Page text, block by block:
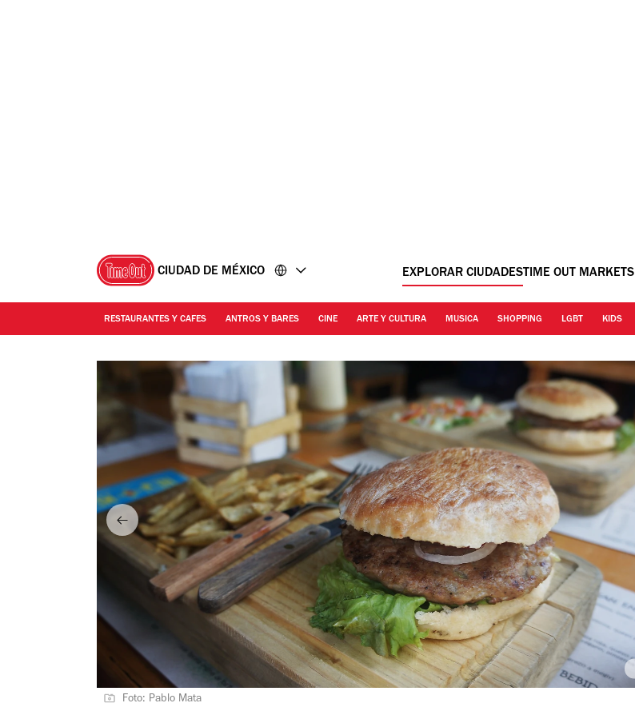
CIUDAD DE MÉXICO EXPLORAR CIUDADESTIME OUT MARKETS
RESTAURANTES Y CAFES ANTROS Y BARES CINE ARTE Y CULTURA MUSICA SHOPPING LGBT KIDS
Foto: Pablo Mata